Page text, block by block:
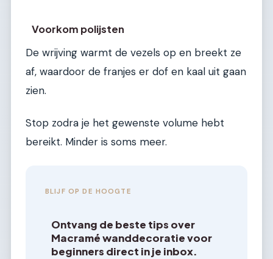
Voorkom polijsten
De wrijving warmt de vezels op en breekt ze
af, waardoor de franjes er dof en kaal uit gaan
zien.
Stop zodra je het gewenste volume hebt
bereikt. Minder is soms meer.
BLIJF OP DE HOOGTE
Ontvang de beste tips over
Macramé wanddecoratie voor
beginners direct in je inbox.